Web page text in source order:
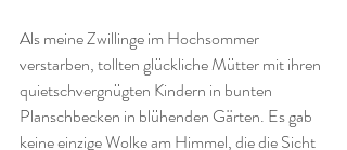
Als meine Zwillinge im Hochsommer
verstarben, tollten glückliche Mütter mit ihren
quietschvergnügten Kindern in bunten
Planschbecken in blühenden Gärten. Es gab
keine einzige Wolke am Himmel, die die Sicht